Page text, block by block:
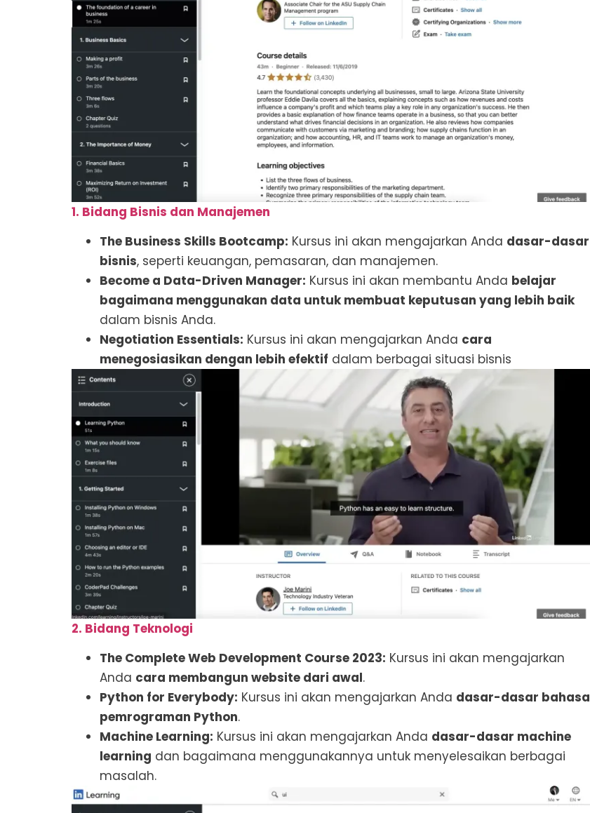
1. Bidang Bisnis dan Manajemen
The Business Skills Bootcamp: Kursus ini akan mengajarkan Anda dasar-dasar
bisnis, seperti keuangan, pemasaran, dan manajemen.
Become a Data-Driven Manager: Kursus ini akan membantu Anda belajar
bagaimana menggunakan data untuk membuat keputusan yang lebih baik
dalam bisnis Anda.
Negotiation Essentials: Kursus ini akan mengajarkan Anda cara
menegosiasikan dengan lebih efektif dalam berbagai situasi bisnis
2. Bidang Teknologi
The Complete Web Development Course 2023: Kursus ini akan mengajarkan
Anda cara membangun website dari awal.
Python for Everybody: Kursus ini akan mengajarkan Anda dasar-dasar bahasa
pemrograman Python.
Machine Learning: Kursus ini akan mengajarkan Anda dasar-dasar machine
learning dan bagaimana menggunakannya untuk menyelesaikan berbagai
masalah.